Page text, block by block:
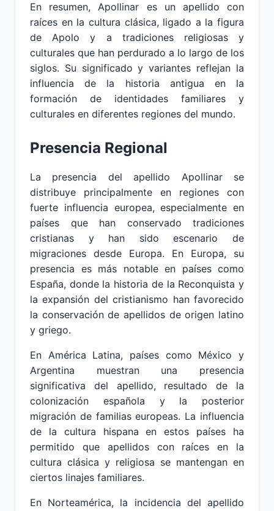
En resumen, Apollinar es un apellido con
raíces en la cultura clásica, ligado a la figura
de Apolo y a tradiciones religiosas y
culturales que han perdurado a lo largo de los
siglos. Su significado y variantes reflejan la
influencia de la historia antigua en la
formación de identidades familiares y
culturales en diferentes regiones del mundo.
Presencia Regional
La presencia del apellido Apollinar se
distribuye principalmente en regiones con
fuerte influencia europea, especialmente en
países que han conservado tradiciones
cristianas y han sido escenario de
migraciones desde Europa. En Europa, su
presencia es más notable en países como
España, donde la historia de la Reconquista y
la expansión del cristianismo han favorecido
la conservación de apellidos de origen latino
y griego.
En América Latina, países como México y
Argentina muestran una presencia
significativa del apellido, resultado de la
colonización española y la posterior
migración de familias europeas. La influencia
de la cultura hispana en estos países ha
permitido que apellidos con raíces en la
cultura clásica y religiosa se mantengan en
ciertos linajes familiares.
En Norteamérica, la incidencia del apellido